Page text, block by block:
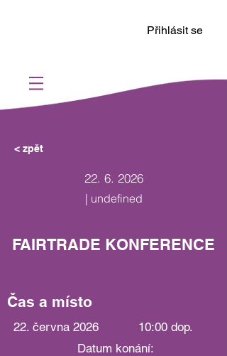
Přihlásit se
< zpět
22. 6. 2026
| undefined
FAIRTRADE KONFERENCE
Čas a místo
22. června 2026
10:00 dop.
Datum konání: